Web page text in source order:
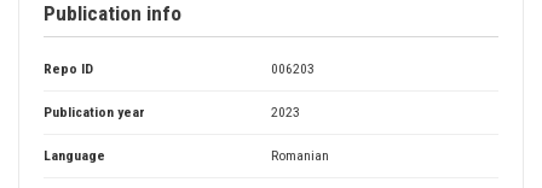
Publication info
Repo ID 006203
Publication year 2023
Language Romanian